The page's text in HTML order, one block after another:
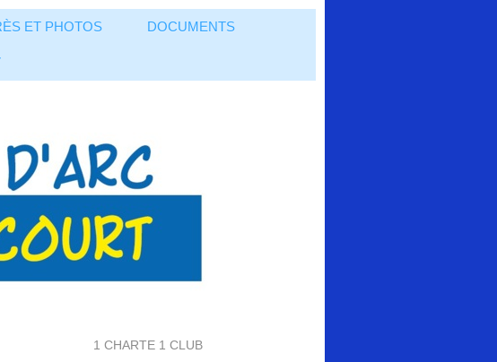
ET PHOTOS DOCUMENTS
1 CHARTE 1 CLUB